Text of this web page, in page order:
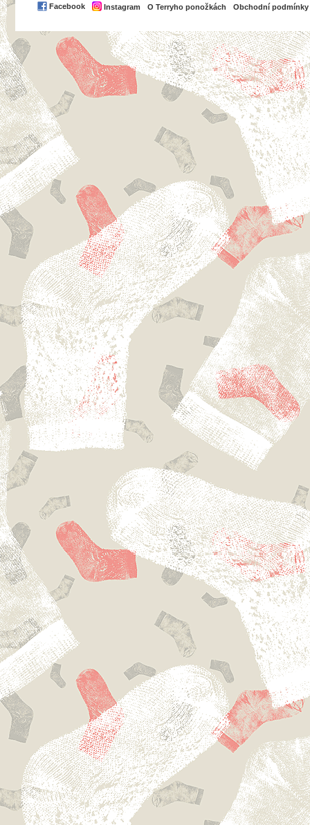
Facebook Instagram O Terryho ponožkách Obchodní podmínky
PayPal